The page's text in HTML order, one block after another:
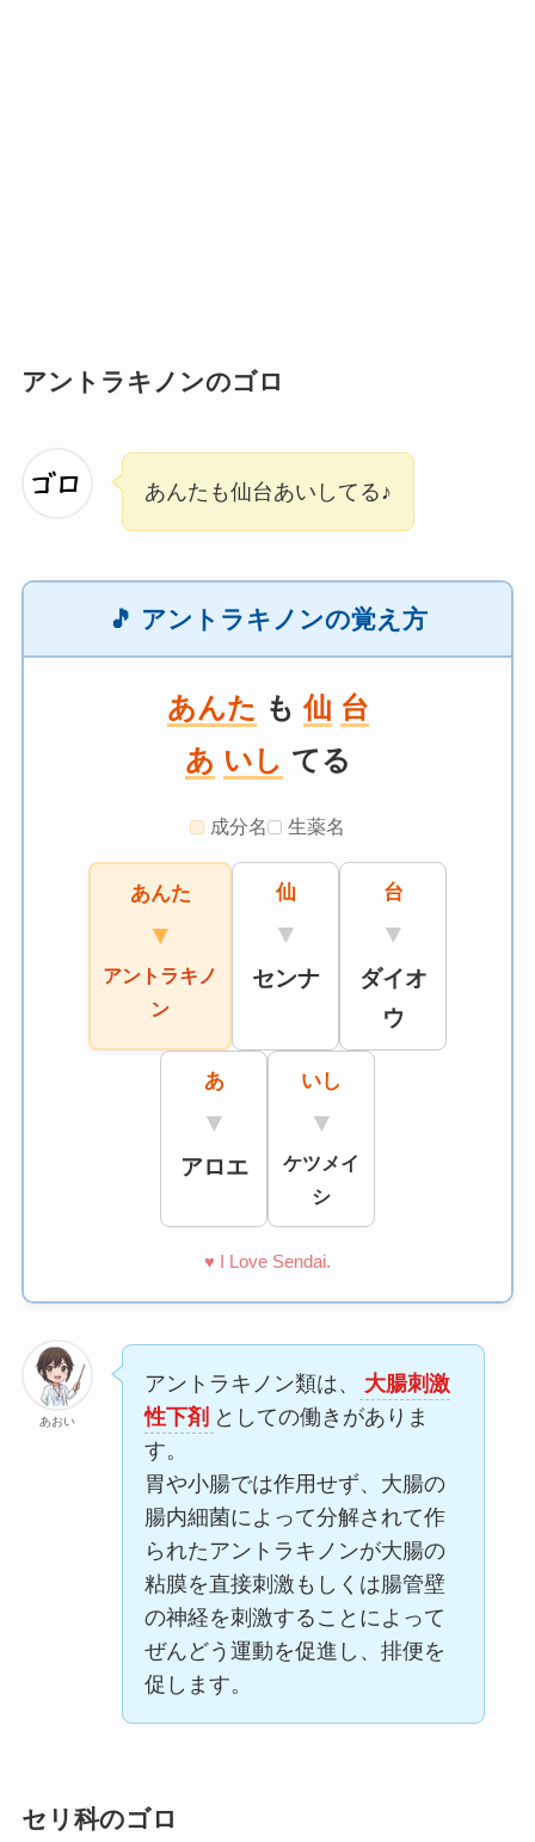
アントラキノンのゴロ
あんたも仙台あいしてる♪
🎵 アントラキノンの覚え方
あんた も仙 台
あ いし てる
成分名 生薬名
あんた
▼
アントラキノ
ン
仙
▼
センナ
台
▼
ダイオ
ウ
あ
▼
アロエ
いし
▼
ケツメイ
シ
♥ I Love Sendai.
あおい
アントラキノン類は、
大腸刺激
性下剤 としての働きがありま
す。
胃や小腸では作用せず、大腸の
腸内細菌によって分解されて作
られたアントラキノンが大腸の
粘膜を直接刺激もしくは腸管壁
の神経を刺激することによって
ぜんどう運動を促進し、排便を
促します。
セリ科のゴロ